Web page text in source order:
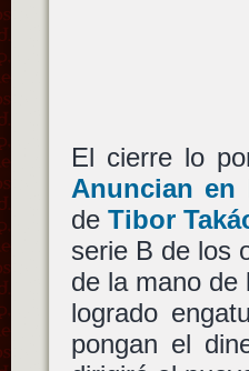
El cierre lo
Anuncian en
de Tibor
serie B de los
de la mano de
logrado
pongan el